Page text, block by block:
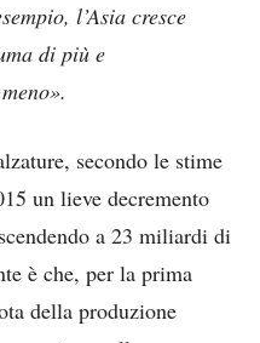
l’Asia cresce
di più e
secondo le stime
un lieve decremento
a 23 miliardi di
è che, per la prima
della produzione